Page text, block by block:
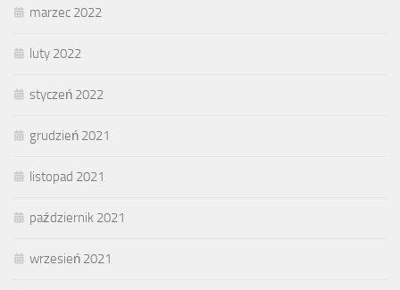
marzec 2022
luty 2022
styczeń 2022
grudzień 2021
listopad 2021
październik 2021
wrzesień 2021